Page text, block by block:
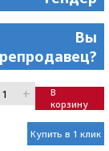
Вы
+
В
корзину
Купить в 1 клик